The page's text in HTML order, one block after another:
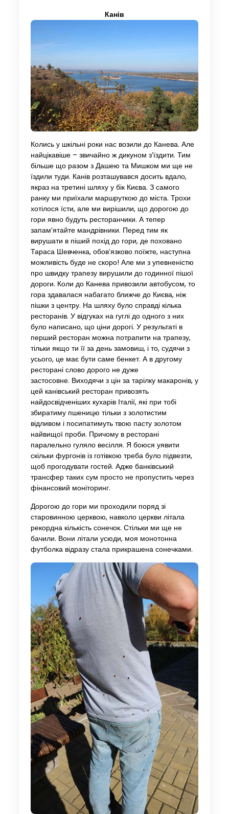
Канів
Колись у шкільні роки нас возили до Канева. Але
найцікавіше – звичайно ж дикуном з’їздити. Тим
більше що разом з Дашею та Мишком ми ще не
їздили туди. Канів розташувався досить вдало,
якраз на третині шляху у бік Києва. З самого
ранку ми приїхали маршруткою до міста. Трохи
хотілося їсти, але ми вирішили, що дорогою до
гори явно будуть ресторанчики. А тепер
запам’ятайте мандрівники. Перед тим як
вирушати в піший похід до гори, де поховано
Тараса Шевченка, обов’язково поїжте, наступна
можливість буде не скоро! Але ми з упевненістю
про швидку трапезу вирушили до годинної пішої
дороги. Коли до Канева привозили автобусом, то
гора здавалася набагато ближче до Києва, ніж
пішки з центру. На шляху було справді кілька
ресторанів. У відгуках на гуглі до одного з них
було написано, що ціни дорогі. У результаті в
перший ресторан можна потрапити на трапезу,
тільки якщо ти її за день замовиш, і то, судячи з
усього, це має бути саме бенкет. А в другому
ресторані слово дорого не дуже
застосовне. Виходячи з цін за тарілку макаронів, у
цей канівський ресторан привозять
найдосвідченіших кухарів Італії, які при тобі
збиратиму пшеницю тільки з золотистим
відливом і посипатимуть твою пасту золотом
найвищої проби. Причому в ресторані
паралельно гуляло весілля. Я боюся уявити
скільки фургонів із готівкою треба було підвезти,
щоб прогодувати гостей. Адже банківський
трансфер таких сум просто не пропустить через
фінансовий моніторинг.
Дорогою до гори ми проходили поряд зі
старовинною церквою, навколо церкви літала
рекордна кількість сонечок. Стільки ми ще не
бачили. Вони літали усюди, моя монотонна
футболка відразу стала прикрашена сонечками.